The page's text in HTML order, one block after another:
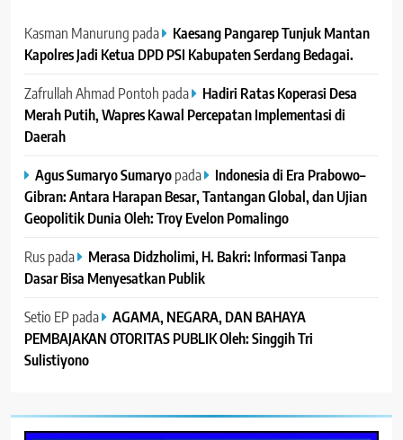
Kasman Manurung pada
Kaesang Pangarep Tunjuk Mantan
Kapolres Jadi Ketua DPD PSI Kabupaten Serdang Bedagai. ‎ ‎
Zafrullah Ahmad Pontoh pada
Hadiri Ratas Koperasi Desa
Merah Putih, Wapres Kawal Percepatan Implementasi di
Daerah
Agus Sumaryo Sumaryopada
Indonesia di Era Prabowo–
Gibran: Antara Harapan Besar, Tantangan Global, dan Ujian
Geopolitik Dunia Oleh: Troy Evelon Pomalingo
Ruspada
Merasa Didzholimi, H. Bakri: Informasi Tanpa
Dasar Bisa Menyesatkan Publik
Setio EP pada
AGAMA, NEGARA, DAN BAHAYA
PEMBAJAKAN OTORITAS PUBLIK Oleh: Singgih Tri
Sulistiyono